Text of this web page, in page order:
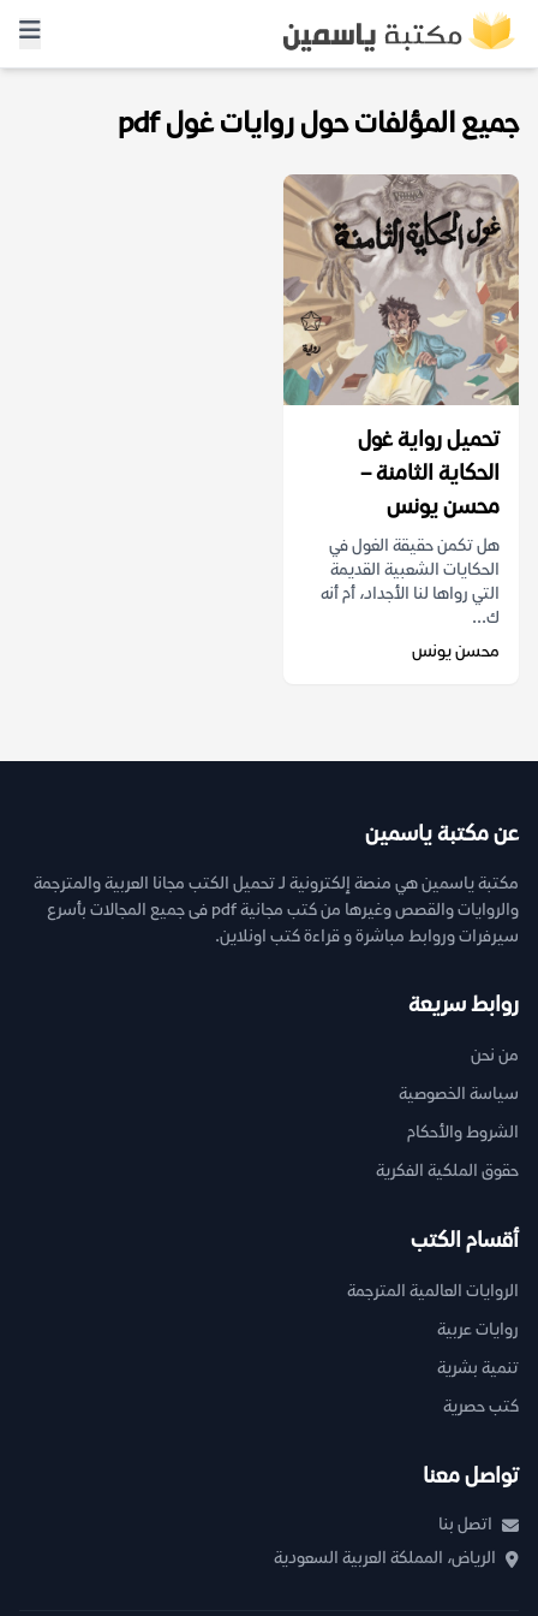
جميع المؤلفات حول روايات غول pdf
تحميل رواية غول
الحكاية الثامنة –
محسن يونس
هل تكمن حقيقة الغول في
الحكايات الشعبية القديمة
التي رواها لنا الأجداد، أم أنه
ك...
محسن يونس
عن مكتبة ياسمين
مكتبة ياسمين هي منصة إلكترونية لـ تحميل الكتب مجانا العربية والمترجمة
والروايات والقصص وغيرها من كتب مجانية pdf فى جميع المجالات بأسرع
سيرفرات وروابط مباشرة و قراءة كتب اونلاين.
روابط سريعة
من نحن
سياسة الخصوصية
الشروط والأحكام
حقوق الملكية الفكرية
أقسام الكتب
الروايات العالمية المترجمة
روايات عربية
تنمية بشرية
كتب حصرية
تواصل معنا
اتصل بنا
الرياض، المملكة العربية السعودية